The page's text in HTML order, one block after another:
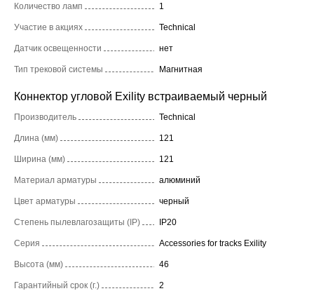
Количество ламп 1
Участие в акциях Technical
Датчик освещенности нет
Тип трековой системы Магнитная
Коннектор угловой Exility встраиваемый черный
Производитель Technical
Длина (мм) 121
Ширина (мм) 121
Материал арматуры алюминий
Цвет арматуры черный
Степень пылевлагозащиты (IP) IP20
Серия Accessories for tracks Exility
Высота (мм) 46
Гарантийный срок (г.) 2